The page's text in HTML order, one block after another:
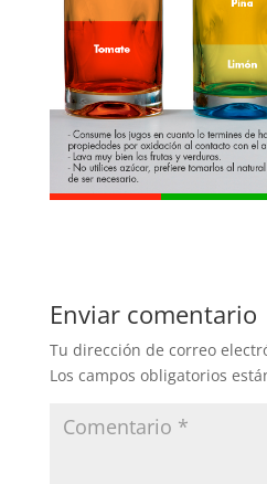
Enviar comentario
Tu dirección de correo
Los campos obligatorios